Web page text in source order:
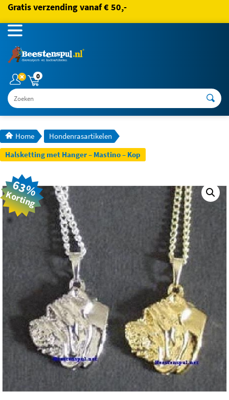
Gratis verzending vanaf € 50,-
0
Zoeken
Home
Hondenrasartikelen
Halsketting met Hanger – Mastino – Kop
63%
Korting